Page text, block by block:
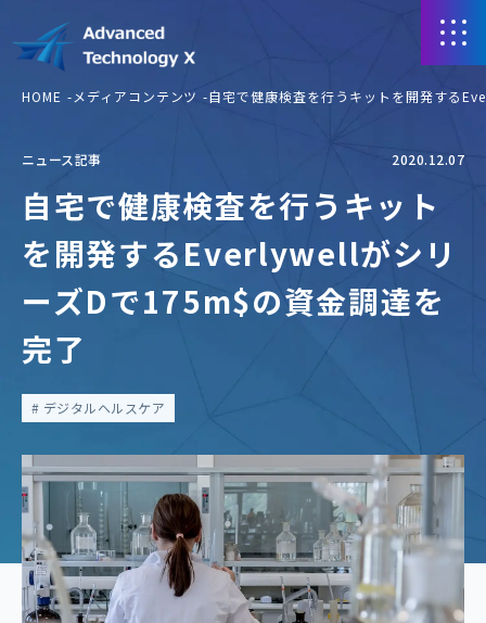
HOME メディアコンテンツ 自宅で健康検査を行うキットを開発する
ニュース記事 2020.12.07
自宅で健康検査を行うキット
を開発するEverlywellがシリ
ーズDで175m$の資金調達を
完了
デジタルヘルスケア